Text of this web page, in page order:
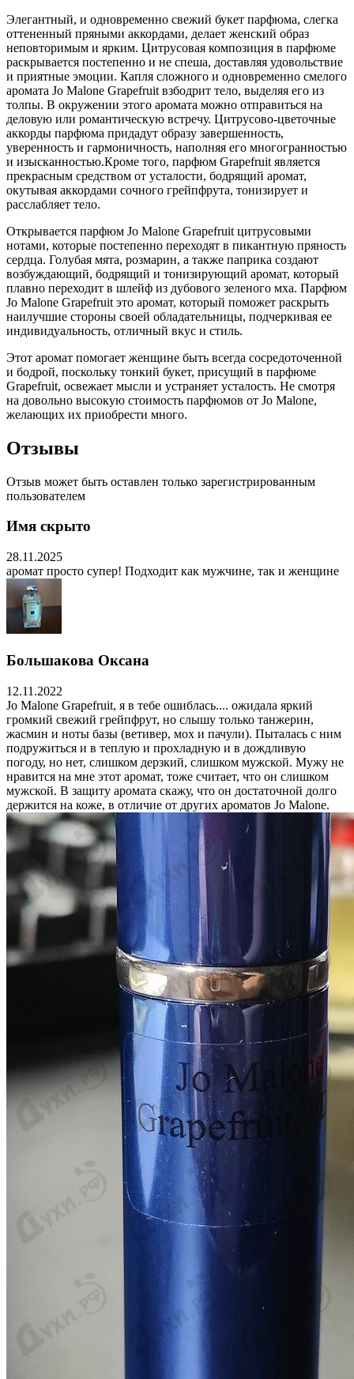
Элегантный, и одновременно свежий букет парфюма, слегка
оттененный пряными аккордами, делает женский образ
неповторимым и ярким. Цитрусовая композиция в парфюме
раскрывается постепенно и не спеша, доставляя удовольствие
и приятные эмоции. Капля сложного и одновременно смелого
аромата Jo Malone Grapefruit взбодрит тело, выделяя его из
толпы. В окружении этого аромата можно отправиться на
деловую или романтическую встречу. Цитрусово-цветочные
аккорды парфюма придадут образу завершенность,
уверенность и гармоничность, наполняя его многогранностью
и изысканностью.Кроме того, парфюм Grapefruit является
прекрасным средством от усталости, бодрящий аромат,
окутывая аккордами сочного грейпфрута, тонизирует и
расслабляет тело.
Открывается парфюм Jo Malone Grapefruit цитрусовыми
нотами, которые постепенно переходят в пикантную пряность
сердца. Голубая мята, розмарин, а также паприка создают
возбуждающий, бодрящий и тонизирующий аромат, который
плавно переходит в шлейф из дубового зеленого мха. Парфюм
Jo Malone Grapefruit это аромат, который поможет раскрыть
наилучшие стороны своей обладательницы, подчеркивая ее
индивидуальность, отличный вкус и стиль.
Этот аромат помогает женщине быть всегда сосредоточенной
и бодрой, поскольку тонкий букет, присущий в парфюме
Grapefruit, освежает мысли и устраняет усталость. Не смотря
на довольно высокую стоимость парфюмов от Jo Malone,
желающих их приобрести много.
Отзывы
Отзыв может быть оставлен только зарегистрированным
пользователем
Имя скрыто
28.11.2025
аромат просто супер! Подходит как мужчине, так и женщине
Большакова Оксана
12.11.2022
Jo Malone Grapefruit, я в тебе ошиблась.... ожидала яркий
громкий свежий грейпфрут, но слышу только танжерин,
жасмин и ноты базы (ветивер, мох и пачули). Пыталась с ним
подружиться и в теплую и прохладную и в дождливую
погоду, но нет, слишком дерзкий, слишком мужской. Мужу не
нравится на мне этот аромат, тоже считает, что он слишком
мужской. В защиту аромата скажу, что он достаточной долго
держится на коже, в отличие от других ароматов Jo Malone.